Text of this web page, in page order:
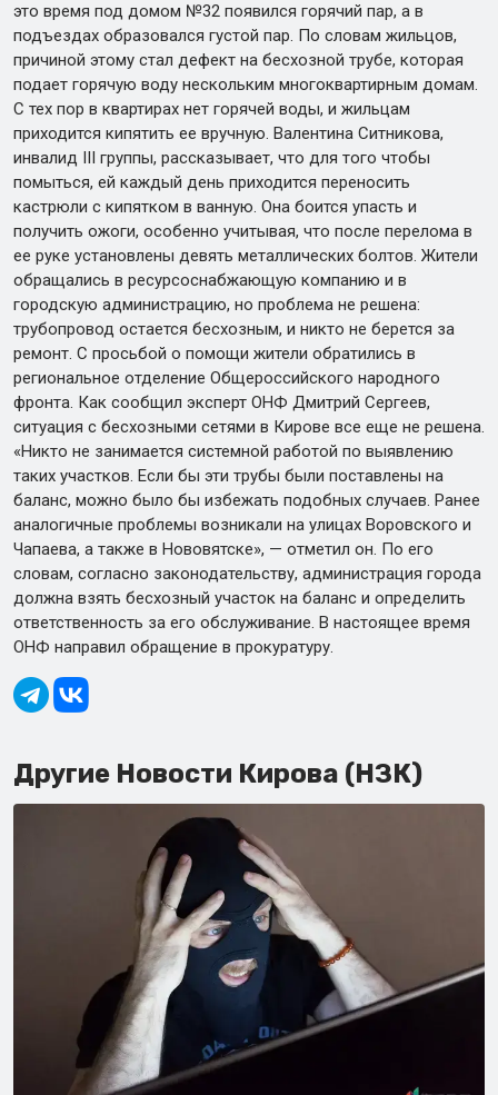
это время под домом №32 появился горячий пар, а в
подъездах образовался густой пар. По словам жильцов,
причиной этому стал дефект на бесхозной трубе, которая
подает горячую воду нескольким многоквартирным домам.
С тех пор в квартирах нет горячей воды, и жильцам
приходится кипятить ее вручную. Валентина Ситникова,
инвалид III группы, рассказывает, что для того чтобы
помыться, ей каждый день приходится переносить
кастрюли с кипятком в ванную. Она боится упасть и
получить ожоги, особенно учитывая, что после перелома в
ее руке установлены девять металлических болтов. Жители
обращались в ресурсоснабжающую компанию и в
городскую администрацию, но проблема не решена:
трубопровод остается бесхозным, и никто не берется за
ремонт. С просьбой о помощи жители обратились в
региональное отделение Общероссийского народного
фронта. Как сообщил эксперт ОНФ Дмитрий Сергеев,
ситуация с бесхозными сетями в Кирове все еще не решена.
«Никто не занимается системной работой по выявлению
таких участков. Если бы эти трубы были поставлены на
баланс, можно было бы избежать подобных случаев. Ранее
аналогичные проблемы возникали на улицах Воровского и
Чапаева, а также в Нововятске», — отметил он. По его
словам, согласно законодательству, администрация города
должна взять бесхозный участок на баланс и определить
ответственность за его обслуживание. В настоящее время
ОНФ направил обращение в прокуратуру.
Другие Новости Кирова (НЗК)